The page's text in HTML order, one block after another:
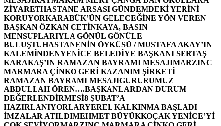
ZİYARETHASTANE ARSASI GÜNDEMDEKİ YERİNİ
KORUYORKARABÜK’ÜN GELECEĞİNE YÖN VEREN
BAŞKAN ÖZKAN ÇETİNKAYA, BASIN
MENSUPLARIYLA GÖNÜL GÖNÜLE
BULUŞTUHASTANENİN ÖYKÜSÜ / MUSTAFA AKAY’IN
KALEMİNDENYENİCE BELEDİYE BAŞKANI SERTAŞ
KARAKAŞ’IN RAMAZAN BAYRAMI MESAJIMARZINC
MARMARA ÇİNKO GERİ KAZANIM ŞİRKETİ
RAMAZAN BAYRAMI MESAJIGURURUMUZ
ABDULLAH ÖREN….BAŞKANLARDAN DURUM
DEĞERLENDİRMESİ8 ŞUBAT’A
HAZIRLANIYORLARYEREL KALKINMA BAŞLADI
İMZALAR ATILDIMEHMET BÜYÜKKOÇAK YENİCE’Yİ